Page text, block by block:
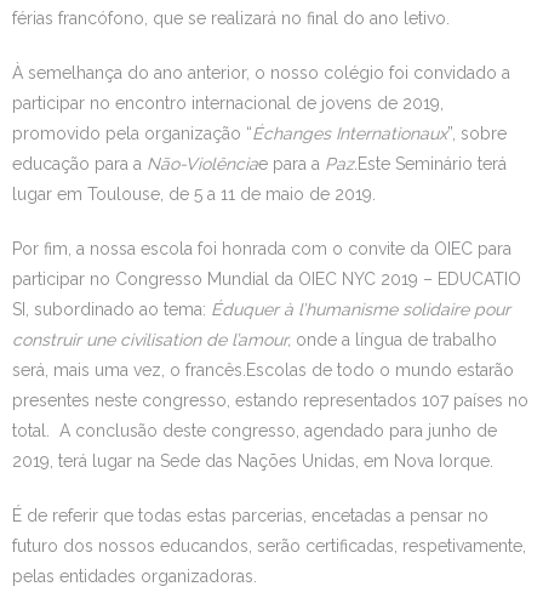
férias francófono, que se realizará no final do ano letivo.
À semelhança do ano anterior, o nosso colégio foi convidado a
participar no encontro internacional de jovens de 2019,
promovido pela organização “Échanges Internationaux”, sobre
educação para a Não-Violênciae para a Paz.Este Seminário terá
lugar em Toulouse, de 5 a 11 de maio de 2019.
Por fim, a nossa escola foi honrada com o convite da OIEC para
participar no Congresso Mundial da OIEC NYC 2019 – EDUCATIO
SI, subordinado ao tema: Éduquer à l’humanisme solidaire pour
construir une civilisation de l’amour, onde a língua de trabalho
será, mais uma vez, o francês.Escolas de todo o mundo estarão
presentes neste congresso, estando representados 107 países no
total. A conclusão deste congresso, agendado para junho de
2019, terá lugar na Sede das Nações Unidas, em Nova Iorque.
É de referir que todas estas parcerias, encetadas a pensar no
futuro dos nossos educandos, serão certificadas, respetivamente,
pelas entidades organizadoras.